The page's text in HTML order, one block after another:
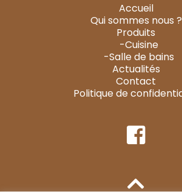
Accueil
Qui sommes nous ?
Produits
-Cuisine
-Salle de bains
Actualités
Contact
Politique de